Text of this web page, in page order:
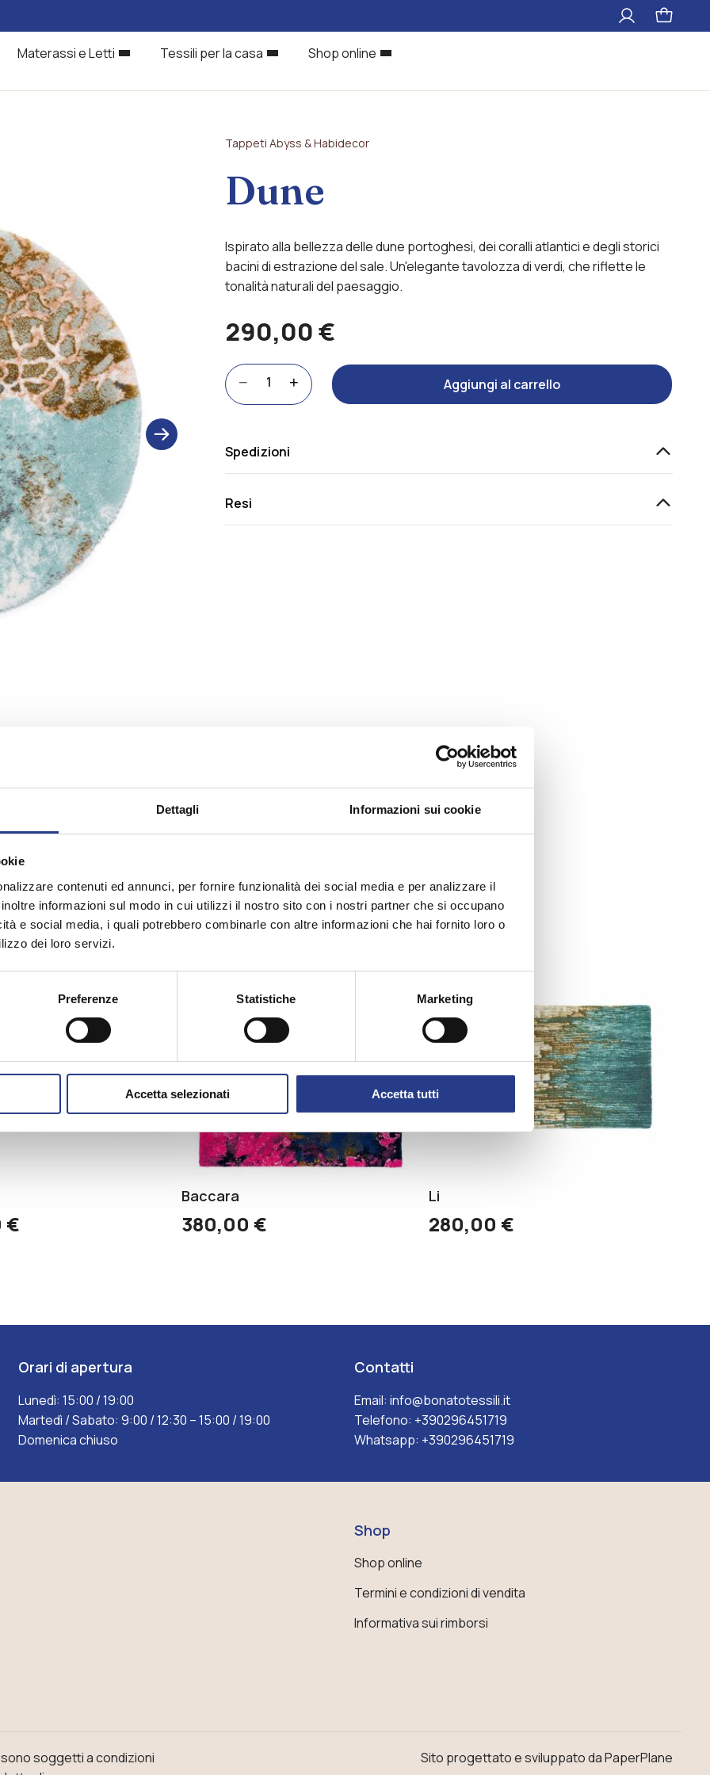
Dettagli Informazioni sui cookie
contenuti ed annunci, per fornire funzionalità dei social media e per analizzare il
informazioni sul modo in cui utilizzi il nostro sito con i nostri partner che si occupano
e social media, i quali potrebbero combinarle con altre informazioni che hai fornito loro o
dei loro servizi.
Preferenze Statistiche Marketing
Accetta selezionati Accetta tutti
Il
mio
Pagina
carrello
Materassi e Letti
Tessili per la casa Shop online
next
Tappeti Abyss & Habidecor
Dune
Ispirato alla bellezza delle dune portoghesi, dei coralli atlantici e degli storici
bacini di estrazione del sale. Un'elegante tavolozza di verdi, che riflette le
tonalità naturali del paesaggio.
290,00€
−
Dune
quantità
+ Aggiungi al carrello
Alternative:
Spedizioni
Resi
€
Baccara
380,00 €
Li
280,00 €
Orari di apertura
Lunedì: 15:00 / 19:00
Martedì / Sabato: 9:00 / 12:30 – 15:00 / 19:00
Domenica chiuso
Contatti
Email:info@bonatotessili.it
Telefono: +390296451719
Whatsapp: +390296451719
Shop
Shop online
Termini e condizioni di vendita
Informativa sui rimborsi
soggetti a condizioni
Sito progettato e sviluppato da PaperPlane